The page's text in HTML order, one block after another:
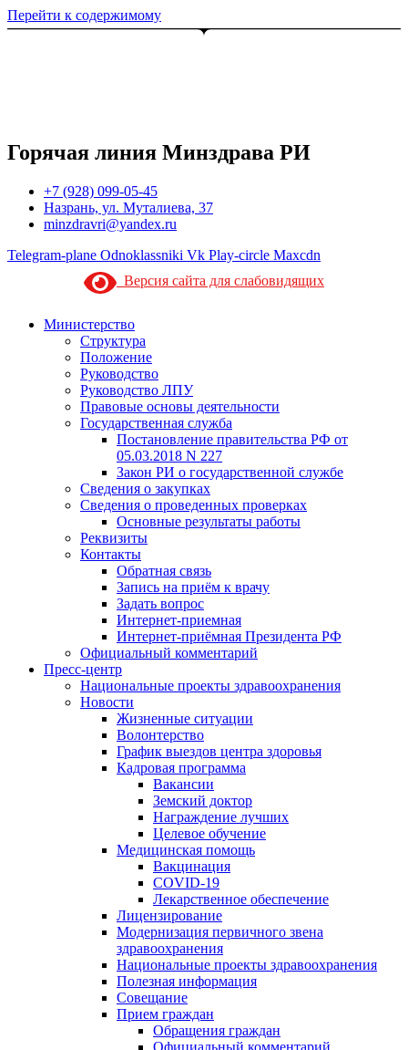
Перейти к содержимому
Горячая линия Минздрава РИ
+7 (928) 099-05-45
Назрань, ул. Муталиева, 37
minzdravri@yandex.ru
Telegram-plane Odnoklassniki Vk Play-circle Maxcdn
Версия сайта для слабовидящих
Министерство
Структура
Положение
Руководство
Руководство ЛПУ
Правовые основы деятельности
Государственная служба
Постановление правительства РФ от
05.03.2018 N 227
Закон РИ о государственной службе
Сведения о закупках
Сведения о проведенных проверках
Основные результаты работы
Реквизиты
Контакты
Обратная связь
Запись на приём к врачу
Задать вопрос
Интернет-приемная
Интернет-приёмная Президента РФ
Официальный комментарий
Пресс-центр
Национальные проекты здравоохранения
Новости
Жизненные ситуации
Волонтерство
График выездов центра здоровья
Кадровая программа
Вакансии
Земский доктор
Награждение лучших
Целевое обучение
Медицинская помощь
Вакцинация
COVID-19
Лекарственное обеспечение
Лицензирование
Модернизация первичного звена
здравоохранения
Национальные проекты здравоохранения
Полезная информация
Совещание
Прием граждан
Обращения граждан
Официальный комментарий